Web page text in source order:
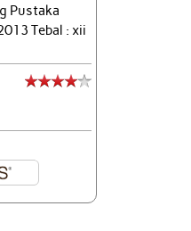
Pustaka
Tebal : xii